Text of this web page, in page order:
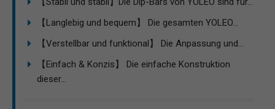
【Langlebig und bequem】 Die gesamten YOLEO...
【Verstellbar und funktional】 Die Anpassung und...
【Einfach & Konzis】 Die einfache Konstruktion
dieser...